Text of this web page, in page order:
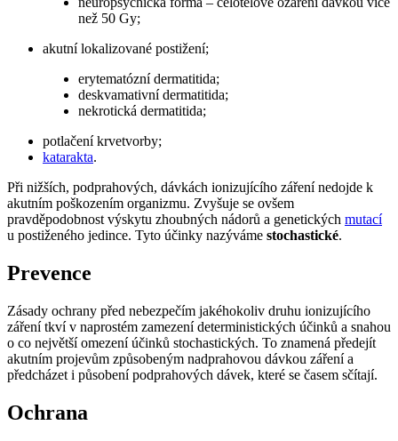
než 50 Gy;
akutní lokalizované postižení;
erytematózní dermatitida;
deskvamativní dermatitida;
nekrotická dermatitida;
potlačení krvetvorby;
katarakta.
Při nižších, podprahových, dávkách ionizujícího záření nedojde k
akutním poškozením organizmu. Zvyšuje se ovšem
pravděpodobnost výskytu zhoubných nádorů a genetických mutací
u postiženého jedince. Tyto účinky nazýváme stochastické.
Prevence
Zásady ochrany před nebezpečím jakéhokoliv druhu ionizujícího
záření tkví v naprostém zamezení deterministických účinků a snahou
o co největší omezení účinků stochastických. To znamená předejít
akutním projevům způsobeným nadprahovou dávkou záření a
předcházet i působení podprahových dávek, které se časem sčítají.
Ochrana